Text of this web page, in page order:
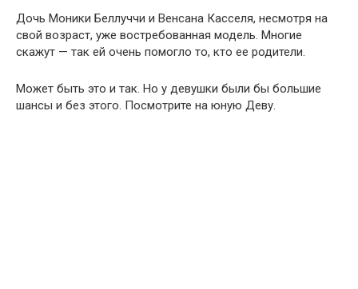
Дочь Моники Беллуччи и Венсана Касселя, несмотря на
свой возраст, уже востребованная модель. Многие
скажут — так ей очень помогло то, кто ее родители.
Может быть это и так. Но у девушки были бы большие
шансы и без этого. Посмотрите на юную Деву.